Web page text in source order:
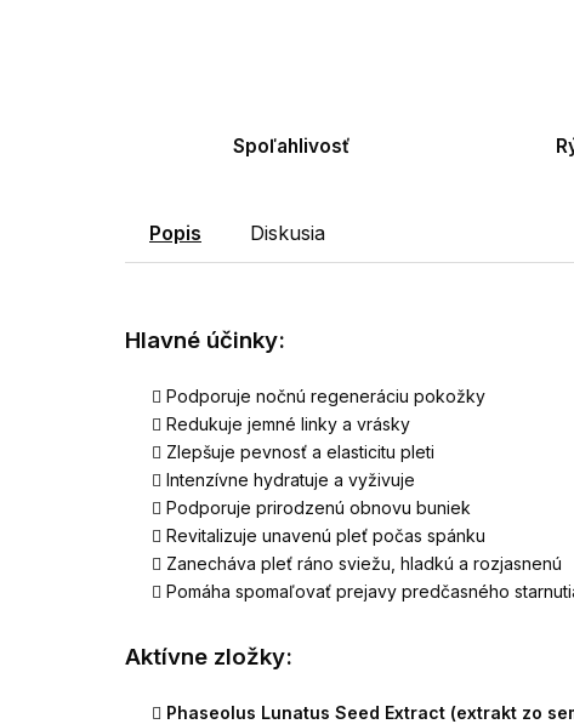
Spoľahlivosť
Popis Diskusia
Hlavné účinky:
Podporuje nočnú regeneráciu pokožky
Redukuje jemné linky a vrásky
Zlepšuje pevnosť a elasticitu pleti
Intenzívne hydratuje a vyživuje
Podporuje prirodzenú obnovu buniek
Revitalizuje unavenú pleť počas spánku
Zanecháva pleť ráno sviežu, hladkú a rozjasnenú
Pomáha spomaľovať prejavy predčasného
Aktívne zložky:
Phaseolus Lunatus Seed Extract (extrakt zo